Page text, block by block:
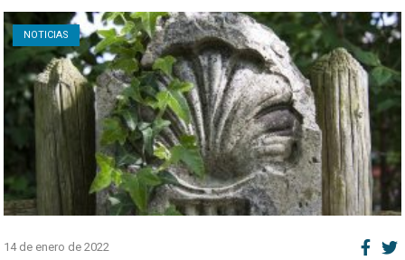
NOTICIAS
Open post
14 de enero de 2022